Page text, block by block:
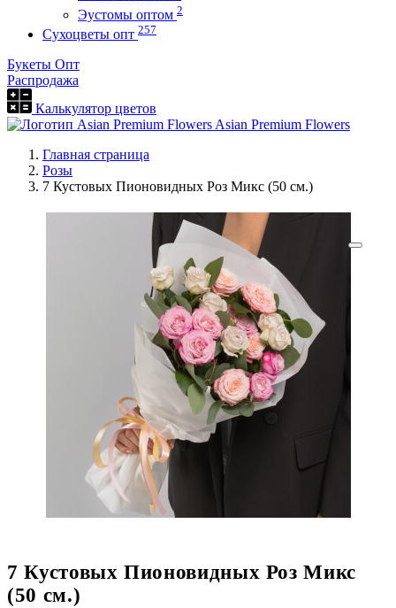
Эустомы оптом 2
Сухоцветы опт 257
Букеты Опт
Распродажа
Калькулятор цветов
Asian Premium Flowers
Главная страница
Розы
7 Кустовых Пионовидных Роз Микс (50 см.)
7 Кустовых Пионовидных Роз Микс
(50 см.)